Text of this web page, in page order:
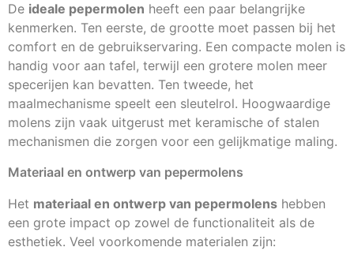
De ideale pepermolen heeft een paar belangrijke
kenmerken. Ten eerste, de grootte moet passen bij het
comfort en de gebruikservaring. Een compacte molen is
handig voor aan tafel, terwijl een grotere molen meer
specerijen kan bevatten. Ten tweede, het
maalmechanisme speelt een sleutelrol. Hoogwaardige
molens zijn vaak uitgerust met keramische of stalen
mechanismen die zorgen voor een gelijkmatige maling.
Materiaal en ontwerp van pepermolens
Het materiaal en ontwerp van pepermolens hebben
een grote impact op zowel de functionaliteit als de
esthetiek. Veel voorkomende materialen zijn: